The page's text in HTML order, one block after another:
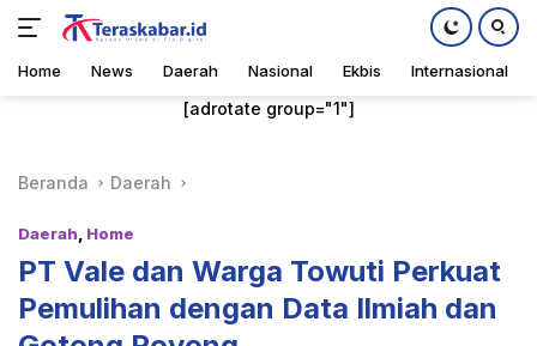
Home News Daerah Nasional Ekbis Internasional
[adrotate group="1"]
Beranda Daerah
Daerah Home
PT Vale dan Warga Towuti Perkuat
Pemulihan dengan Data Ilmiah dan